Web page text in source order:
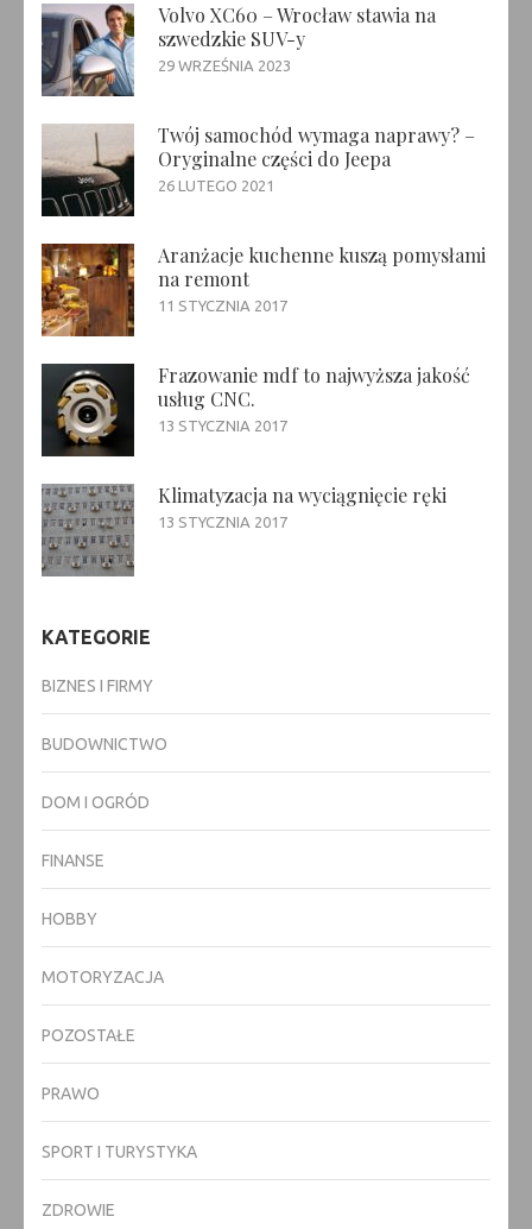
Volvo XC60 – Wrocław stawia na
szwedzkie SUV-y
29 WRZEŚNIA 2023
Twój samochód wymaga naprawy? –
Oryginalne części do Jeepa
26 LUTEGO 2021
Aranżacje kuchenne kuszą pomysłami
na remont
11 STYCZNIA 2017
Frazowanie mdf to najwyższa jakość
usług CNC.
13 STYCZNIA 2017
Klimatyzacja na wyciągnięcie ręki
13 STYCZNIA 2017
KATEGORIE
BIZNES I FIRMY
BUDOWNICTWO
DOM I OGRÓD
FINANSE
HOBBY
MOTORYZACJA
POZOSTAŁE
PRAWO
SPORT I TURYSTYKA
ZDROWIE